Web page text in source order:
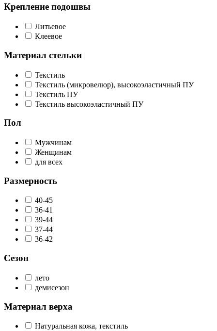
Крепление подошвы
Литьевое
Клеевое
Материал стельки
Текстиль
Текстиль (микровелюр), высокоэластичный ПУ
Текстиль ПУ
Текстиль высокоэластичный ПУ
Пол
Мужчинам
Женщинам
для всех
Размерность
40-45
36-41
39-44
37-44
36-42
Сезон
лето
демисезон
Материал верха
Натуральная кожа, текстиль